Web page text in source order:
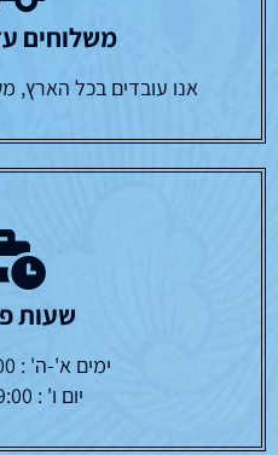
משלוחים
אנו עובדים בכל הארץ,
שעות
ימים א'-ה' : 14:00 - 19:00
יום ו' : 9:00 - 10:30